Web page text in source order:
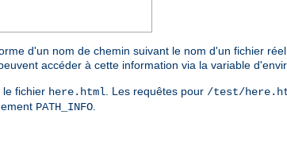
d'un nom de chemin suivant le nom d'un fichier
accéder à cette information via la variable
le fichier here.html. Les requêtes pour /test/
PATH_INFO.